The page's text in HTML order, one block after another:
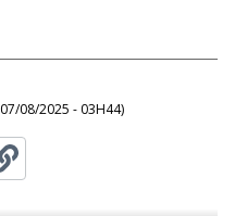
07/08/2025 - 03H44)